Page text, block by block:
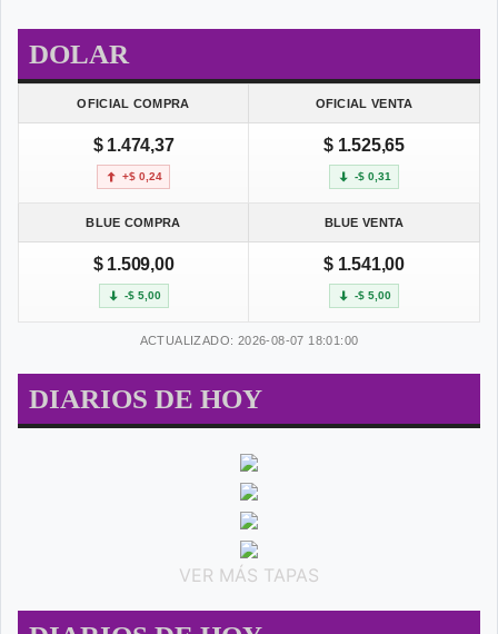
DOLAR
OFICIAL COMPRA OFICIAL VENTA
$ 1.474,37
+$ 0,24
$ 1.525,65
-$ 0,31
BLUE COMPRA BLUE VENTA
$ 1.509,00
-$ 5,00
$ 1.541,00
-$ 5,00
ACTUALIZADO: 2026-08-07 18:01:00
DIARIOS DE HOY
VER MÁS TAPAS